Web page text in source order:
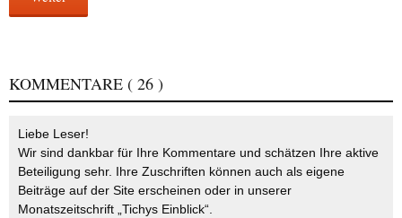
KOMMENTARE ( 26 )
Liebe Leser!
Wir sind dankbar für Ihre Kommentare und schätzen Ihre aktive
Beteiligung sehr. Ihre Zuschriften können auch als eigene
Beiträge auf der Site erscheinen oder in unserer
Monatszeitschrift „Tichys Einblick“.